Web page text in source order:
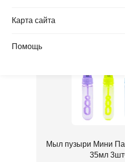
Карта сайта
Помощь
обычные листья деревьев.
Мыл пузыри Мини
35мл